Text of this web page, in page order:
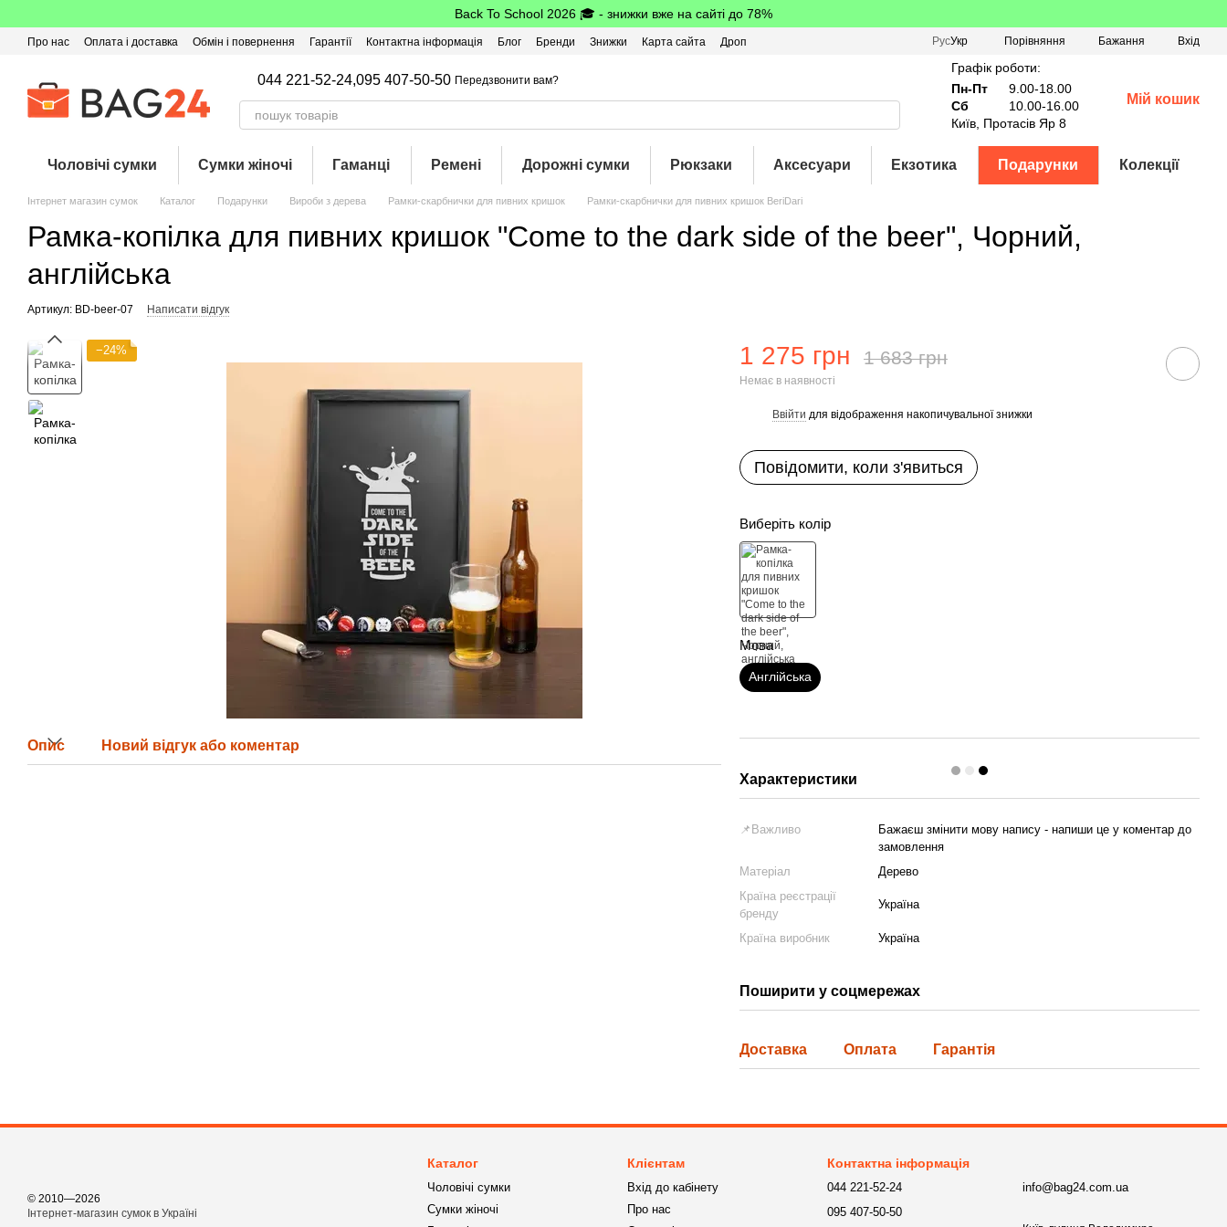
Back To School 2026 🎓 - знижки вже на сайті до 78%
Про нас Оплата і доставка Обмін і повернення Гарантії Контактна інформація Блог Бренди Знижки Карта сайта
Дроп
РусУкр Порівняння Бажання Вхід
044 221-52-24,095 407-50-50 Передзвонити вам?
Графік роботи:
Пн-Пт
9.00-18.00
Сб
10.00-16.00
Київ, Протасів Яр 8
Мій кошик
Чоловічі сумки Сумки жіночі Гаманці Ремені Дорожні сумки Рюкзаки Аксесуари Екзотика Подарунки Колекції
Інтернет магазин сумок Каталог Подарунки Вироби з дерева Рамки-скарбнички для пивних кришок Рамки-скарбнички для пивних кришок BeriDari
Рамка-копілка для пивних кришок "Come to the dark side of the beer", Чорний,
англійська
Артикул: BD-beer-07 Написати відгук
−24%
Опис Новий відгук або коментар
1 275 грн 1 683 грн
Немає в наявності
Ввійти для відображення накопичувальної знижки
Повідомити, коли з'явиться
Виберіть колір
Мова
Англійська
Характеристики
📌Важливо
Бажаєш змінити мову напису - напиши це у коментар до
замовлення
Матеріал
Дерево
Країна реєстрації
бренду
Україна
Країна виробник Україна
Поширити у соцмережах
Доставка Оплата Гарантія
© 2010—2026
Інтернет-магазин сумок в Україні
Каталог
Чоловічі сумки
Сумки жіночі
Клієнтам
Вхід до кабінету
Про нас
Контактна інформація
044 221-52-24
095 407-50-50
info@bag24.com.ua